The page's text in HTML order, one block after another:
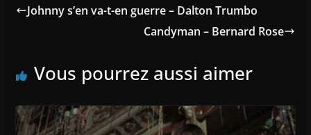
Johnny s’en va-t-en guerre – Dalton Trumbo
Candyman – Bernard Rose
Vous pourrez aussi aimer